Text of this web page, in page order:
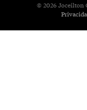
© 2026 Joceilton